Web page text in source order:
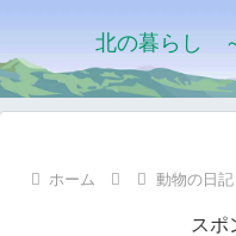
北の暮らし
ホーム 動物の日記
スポ